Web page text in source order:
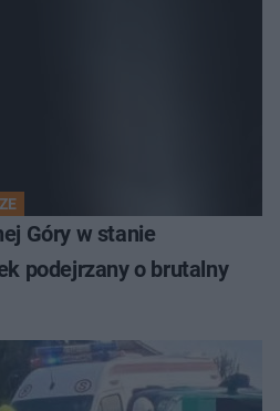
Góry w stanie
podejrzany o brutalny